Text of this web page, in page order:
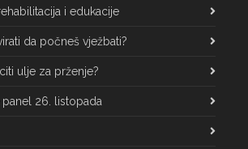
i edukacije
da počneš vježbati?
ulje za prženje?
26. listopada